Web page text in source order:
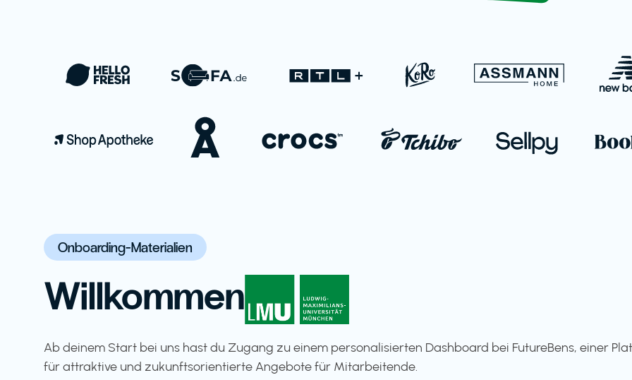
Onboarding-Materialien
Willkommen
Ab deinem Start bei uns hast du Zugang zu einem personalisierten Dashboard bei FutureBens, einer
für attraktive und zukunftsorientierte Angebote für Mitarbeitende.